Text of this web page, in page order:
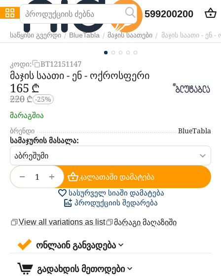
599200200
საწყისი გვერდი / BlueTabla / მაჯის საათები / მაჯის საათი - ენ
კოდი: BT12151147
მაჯის საათი - ენ - ოქროსფერი
‍165‍ ₾
‍220‍ ₾ -25%
მარაგშია
ბრენდი BlueTabla
სამაჯურის მასალა:
+
− კალათაში დამატება
სასურველ სიაში დამატება
პროდუქციის შედარება
View all variations as list მარაგი მაღაზიში
ონლაინ განვადება
გადახდის მეთოდები